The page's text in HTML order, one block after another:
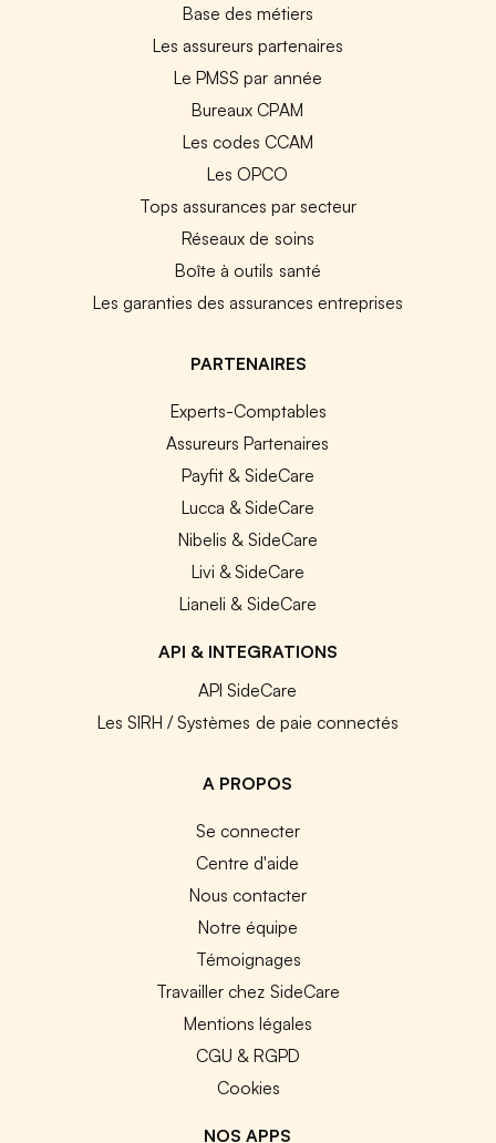
Base des métiers
Les assureurs partenaires
Le PMSS par année
Bureaux CPAM
Les codes CCAM
Les OPCO
Tops assurances par secteur
Réseaux de soins
Boîte à outils santé
Les garanties des assurances entreprises
PARTENAIRES
Experts-Comptables
Assureurs Partenaires
Payfit & SideCare
Lucca & SideCare
Nibelis & SideCare
Livi & SideCare
Lianeli & SideCare
API & INTEGRATIONS
API SideCare
Les SIRH / Systèmes de paie connectés
A PROPOS
Se connecter
Centre d'aide
Nous contacter
Notre équipe
Témoignages
Travailler chez SideCare
Mentions légales
CGU & RGPD
Cookies
NOS APPS